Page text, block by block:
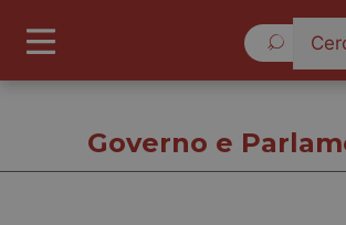
Governo e